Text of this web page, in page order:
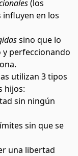
(los
influyen en los
sino que lo
y perfeccionando
utilizan 3 tipos
hijos:
sin ningún
sin que se
una libertad